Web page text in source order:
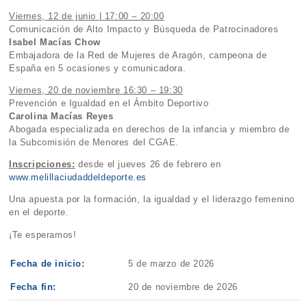
Viernes, 12 de junio | 17:00 – 20:00
Comunicación de Alto Impacto y Búsqueda de Patrocinadores
Isabel Macías Chow
Embajadora de la Red de Mujeres de Aragón, campeona de
España en 5 ocasiones y comunicadora.
Viernes, 20 de noviembre 16:30 – 19:30
Prevención e Igualdad en el Ámbito Deportivo
Carolina Macías Reyes
Abogada especializada en derechos de la infancia y miembro de
la Subcomisión de Menores del CGAE.
Inscripciones: desde el jueves 26 de febrero en
www.melillaciudaddeldeporte.es
Una apuesta por la formación, la igualdad y el liderazgo femenino
en el deporte.
¡Te esperamos!
Fecha de inicio: 5 de marzo de 2026
Fecha fin: 20 de noviembre de 2026